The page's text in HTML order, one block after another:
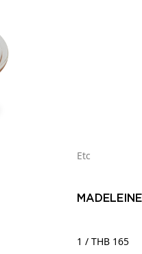
Etc
1 / THB 165